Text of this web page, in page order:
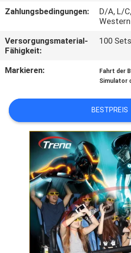
UNS
NACHRICHTEN
FÄLLE
SITEMAP
PRIVACY
POLICY
Zahlungsbedingungen:
D/A, L/
Versorgungsmaterial-
Fähigkeit:
100
Markieren: Fahrt der
Simulator
BESTPREIS